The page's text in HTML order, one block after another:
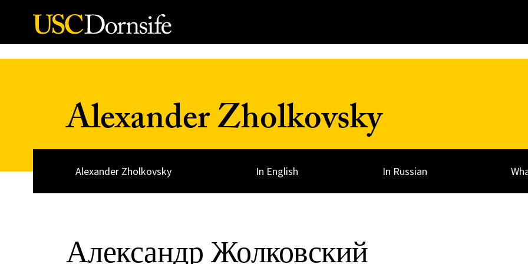
Skip to Content
Alexander Zholkovsky
Alexander Zholkovsky In English In Russian